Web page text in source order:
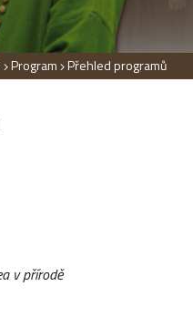
Program Přehled programů
v přírodě